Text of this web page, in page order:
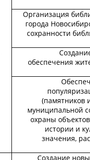
Организация
города
сохранности
обеспечения
(памятников
муниципальной
охраны
истории и
значения,
Создание